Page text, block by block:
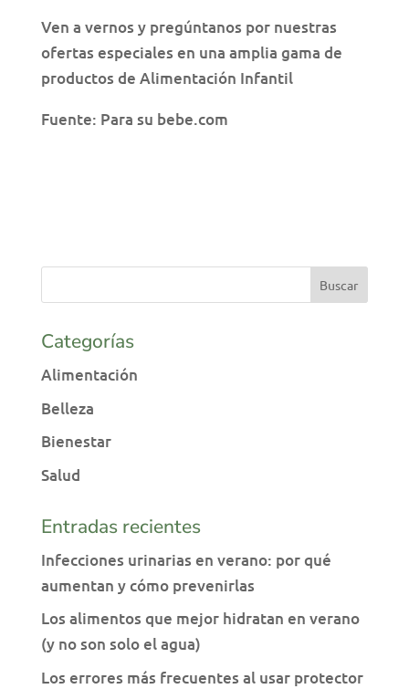
Ven a vernos y pregúntanos por nuestras
ofertas especiales en una amplia gama de
productos de Alimentación Infantil
Fuente: Para su bebe.com
Categorías
Alimentación
Belleza
Bienestar
Salud
Entradas recientes
Infecciones urinarias en verano: por qué
aumentan y cómo prevenirlas
Los alimentos que mejor hidratan en verano
(y no son solo el agua)
Los errores más frecuentes al usar protector